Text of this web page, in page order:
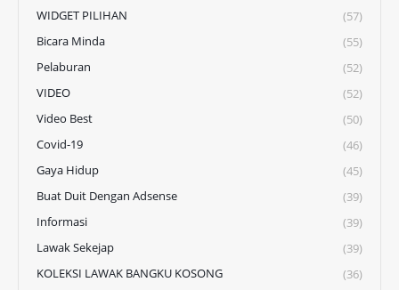
WIDGET PILIHAN
(57)
Bicara Minda
(55)
Pelaburan
(52)
VIDEO
(52)
Video Best
(50)
Covid-19
(46)
Gaya Hidup
(45)
Buat Duit Dengan Adsense
(39)
Informasi
(39)
Lawak Sekejap
(39)
KOLEKSI LAWAK BANGKU KOSONG
(36)